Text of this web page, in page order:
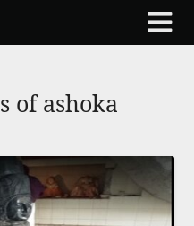
of ashoka